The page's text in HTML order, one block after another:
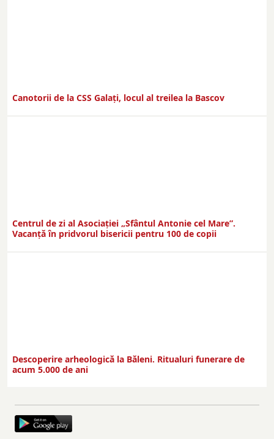
Canotorii de la CSS Galați, locul al treilea la Bascov
Centrul de zi al Asociației „Sfântul Antonie cel Mare”.
Vacanță în pridvorul bisericii pentru 100 de copii
Descoperire arheologică la Băleni. Ritualuri funerare de
acum 5.000 de ani